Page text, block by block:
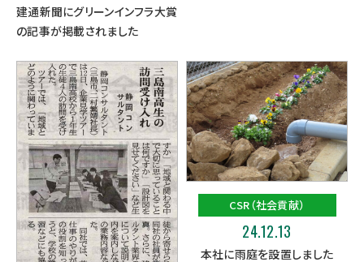
建通新聞にグリーンインフラ大賞
の記事が掲載されました
CSR（社会貢献）
24.12.13
本社に雨庭を設置しました